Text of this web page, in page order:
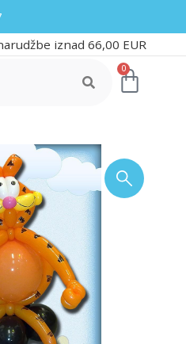
iznad 66,00 EUR
0